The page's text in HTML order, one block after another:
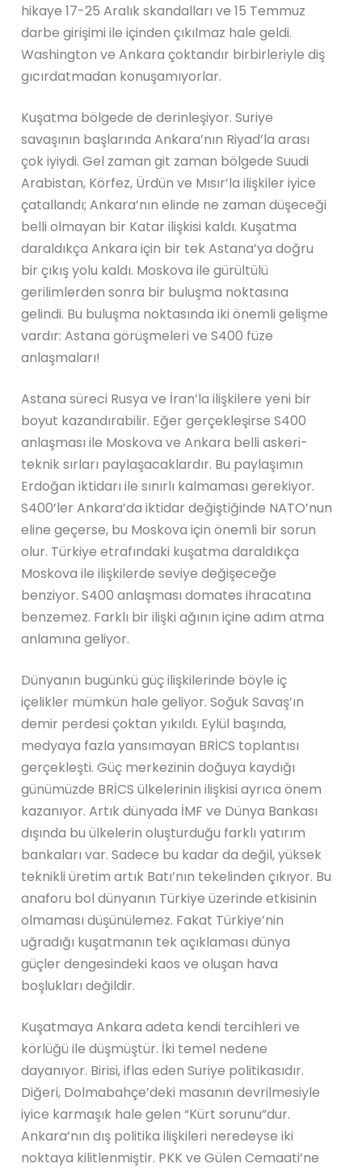
hikaye 17-25 Aralık skandalları ve 15 Temmuz
darbe girişimi ile içinden çıkılmaz hale geldi.
Washington ve Ankara çoktandır birbirleriyle diş
gıcırdatmadan konuşamıyorlar.
Kuşatma bölgede de derinleşiyor. Suriye
savaşının başlarında Ankara’nın Riyad’la arası
çok iyiydi. Gel zaman git zaman bölgede Suudi
Arabistan, Körfez, Ürdün ve Mısır’la ilişkiler iyice
çatallandı; Ankara’nın elinde ne zaman düşeceği
belli olmayan bir Katar ilişkisi kaldı. Kuşatma
daraldıkça Ankara için bir tek Astana’ya doğru
bir çıkış yolu kaldı. Moskova ile gürültülü
gerilimlerden sonra bir buluşma noktasına
gelindi. Bu buluşma noktasında iki önemli gelişme
vardır: Astana görüşmeleri ve S400 füze
anlaşmaları!
Astana süreci Rusya ve İran’la ilişkilere yeni bir
boyut kazandırabilir. Eğer gerçekleşirse S400
anlaşması ile Moskova ve Ankara belli askeri-
teknik sırları paylaşacaklardır. Bu paylaşımın
Erdoğan iktidarı ile sınırlı kalmaması gerekiyor.
S400’ler Ankara’da iktidar değiştiğinde NATO’nun
eline geçerse, bu Moskova için önemli bir sorun
olur. Türkiye etrafındaki kuşatma daraldıkça
Moskova ile ilişkilerde seviye değişeceğe
benziyor. S400 anlaşması domates ihracatına
benzemez. Farklı bir ilişki ağının içine adım atma
anlamına geliyor.
Dünyanın bugünkü güç ilişkilerinde böyle iç
içelikler mümkün hale geliyor. Soğuk Savaş’ın
demir perdesi çoktan yıkıldı. Eylül başında,
medyaya fazla yansımayan BRİCS toplantısı
gerçekleşti. Güç merkezinin doğuya kaydığı
günümüzde BRİCS ülkelerinin ilişkisi ayrıca önem
kazanıyor. Artık dünyada İMF ve Dünya Bankası
dışında bu ülkelerin oluşturduğu farklı yatırım
bankaları var. Sadece bu kadar da değil, yüksek
teknikli üretim artık Batı’nın tekelinden çıkıyor. Bu
anaforu bol dünyanın Türkiye üzerinde etkisinin
olmaması düşünülemez. Fakat Türkiye’nin
uğradığı kuşatmanın tek açıklaması dünya
güçler dengesindeki kaos ve oluşan hava
boşlukları değildir.
Kuşatmaya Ankara adeta kendi tercihleri ve
körlüğü ile düşmüştür. İki temel nedene
dayanıyor. Birisi, iflas eden Suriye politikasıdır.
Diğeri, Dolmabahçe’deki masanın devrilmesiyle
iyice karmaşık hale gelen “Kürt sorunu”dur.
Ankara’nın dış politika ilişkileri neredeyse iki
noktaya kilitlenmiştir. PKK ve Gülen Cemaati’ne